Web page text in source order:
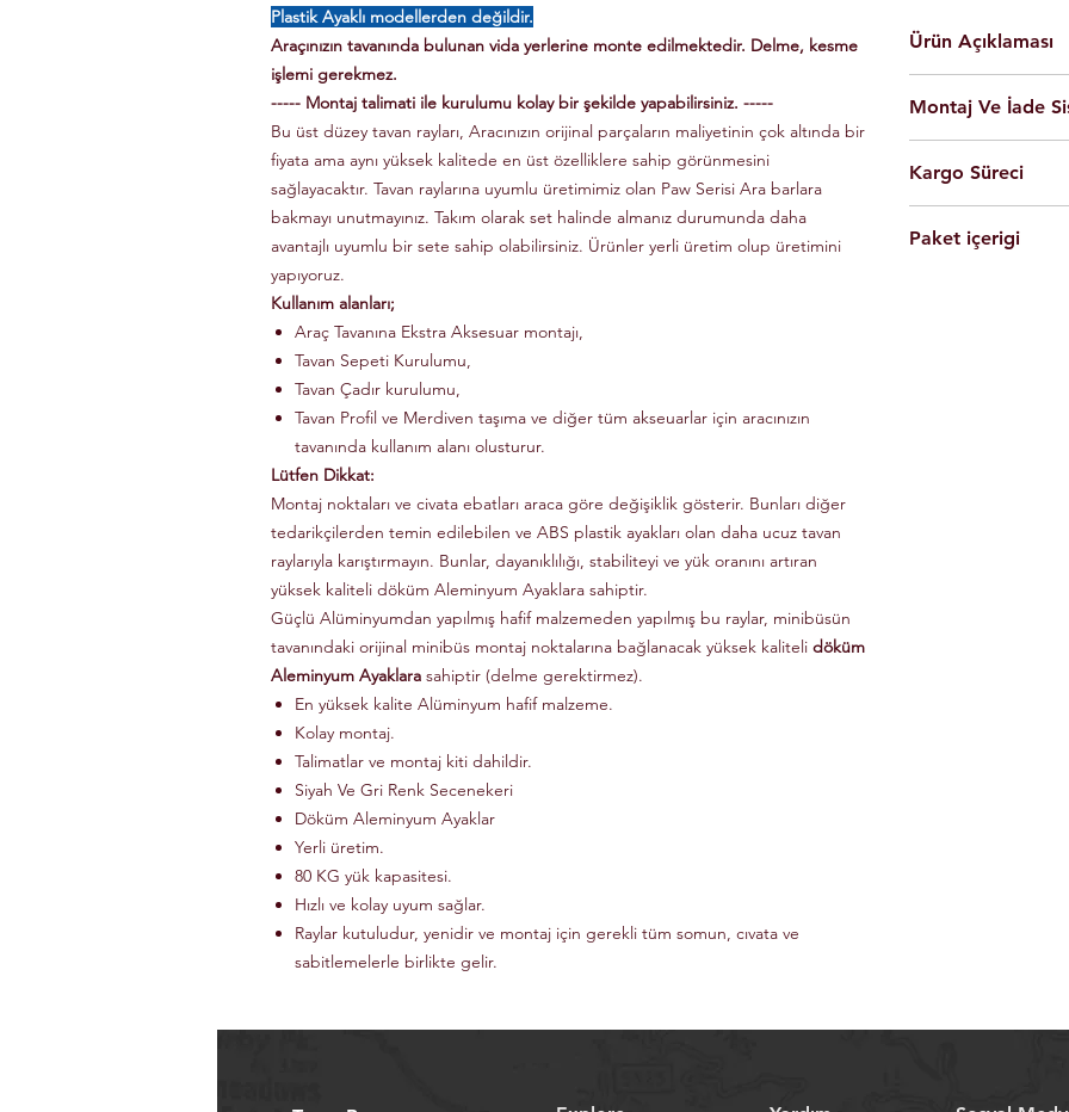
Plastik Ayaklı modellerden değildir.
Araçınızın tavanında bulunan vida yerlerine monte edilmektedir. Delme, kesme
işlemi gerekmez.
----- Montaj talimati ile kurulumu kolay bir şekilde yapabilirsiniz. -----
Bu üst düzey tavan rayları, Aracınızın orijinal parçaların maliyetinin çok altında bir
fiyata ama aynı yüksek kalitede en üst özelliklere sahip görünmesini
sağlayacaktır. Tavan raylarına uyumlu üretimimiz olan Paw Serisi Ara barlara
bakmayı unutmayınız. Takım olarak set halinde almanız durumunda daha
avantajlı uyumlu bir sete sahip olabilirsiniz. Ürünler yerli üretim olup üretimini
yapıyoruz.
Kullanım alanları;
Araç Tavanına Ekstra Aksesuar montajı,
Tavan Sepeti Kurulumu,
Tavan Çadır kurulumu,
Tavan Profil ve Merdiven taşıma ve diğer tüm akseuarlar için aracınızın
tavanında kullanım alanı olusturur.
Lütfen Dikkat:
Montaj noktaları ve civata ebatları araca göre değişiklik gösterir. Bunları diğer
tedarikçilerden temin edilebilen ve ABS plastik ayakları olan daha ucuz tavan
raylarıyla karıştırmayın. Bunlar, dayanıklılığı, stabiliteyi ve yük oranını artıran
yüksek kaliteli döküm Aleminyum Ayaklara sahiptir.
Güçlü Alüminyumdan yapılmış hafif malzemeden yapılmış bu raylar, minibüsün
tavanındaki orijinal minibüs montaj noktalarına bağlanacak yüksek kaliteli döküm
Aleminyum Ayaklara sahiptir (delme gerektirmez).
En yüksek kalite Alüminyum hafif malzeme.
Kolay montaj.
Talimatlar ve montaj kiti dahildir.
Siyah Ve Gri Renk Secenekeri
Döküm Aleminyum Ayaklar
Yerli üretim.
80 KG yük kapasitesi.
Hızlı ve kolay uyum sağlar.
Raylar kutuludur, yenidir ve montaj için gerekli tüm somun, cıvata ve
sabitlemelerle birlikte gelir.
Ürün Açıklaması
Kolay montaj.
Talimatlar ve
Siyah Ve Gri Renk
Döküm
Yerli üretim.
80 KG yük
Montaj Ve İade
olarak
Ürünleri son
yapabilmesi için
Tüm ürünlerde
Kargo Süreci
Saat 14'ekadar
Paket içerigi